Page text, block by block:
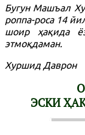
Бугун Машъал
роппа-роса 14
шоир ҳақида
этмоқдаман.
Хуршид Даврон
ЭСКИ